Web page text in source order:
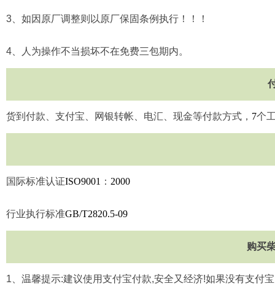
3 、如因原厂调整则以原厂保固条例执行！！！
4 、人为操作不当损坏不在免费三包期内。
货到付款、支付宝、网银转帐、电汇、现金等付款方式， 7个
国际标准认证ISO9001 ： 2000
行业执行标准GB/T2820.5-09
购买
1 、温馨提示:建议使用支付宝付款,安全又经济!如果没有支付宝